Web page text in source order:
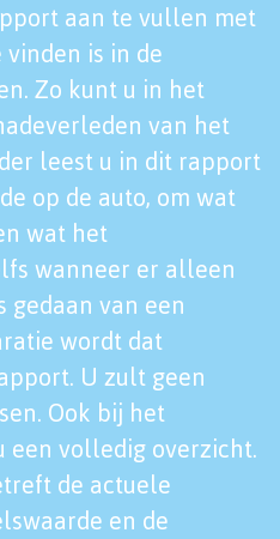
aan te vullen met
is in de
Zo kunt u in het
van het
leest u in dit rapport
op de auto, om wat
wat het
wanneer er alleen
gedaan van een
wordt dat
U zult geen
Ook bij het
volledig overzicht.
de actuele
en de